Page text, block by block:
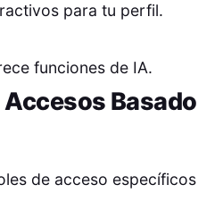
para tu perfil.
funciones de IA.
Basado
de acceso específicos